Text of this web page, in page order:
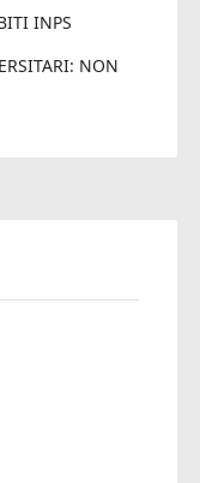
INPS
NON